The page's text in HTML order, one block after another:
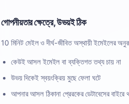
গোপনীয়তার ক্ষেত্রে, উভয়ই ঠিক
10 মিনিট মেইল ও দীর্ঘ-জীবিত অস্থায়ী ইমেইলের
কেউই আসল ইমেইল বা ব্যক্তিগত তথ্য চায় না
উভয় দিকেই স্বয়ংক্রিয় মুছে ফেলা ঘটে
আপনার আসল ঠিকানা প্রেরকের ডেটাবেসের বাইরে